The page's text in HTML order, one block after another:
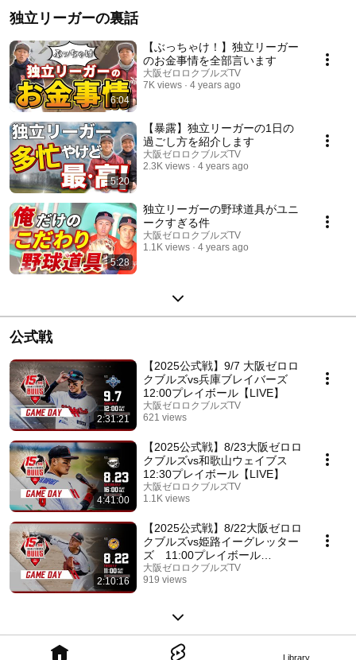
Library
独立リーガーの裏話
6:04
【ぶっちゃけ！】独立リーガー
のお金事情を全部言います
大阪ゼロロクブルズTV
7K views
4 years ago
5:20
【暴露】独立リーガーの1日の
過ごし方を紹介します
大阪ゼロロクブルズTV
2.3K views
4 years ago
5:28
独立リーガーの野球道具がユニ
ークすぎる件
大阪ゼロロクブルズTV
1.1K views
4 years ago
公式戦
2:31:21
【2025公式戦】9/7 大阪ゼロロ
クブルズvs兵庫ブレイバーズ
12:00プレイボール【LIVE】
大阪ゼロロクブルズTV
621 views
4:41:00
【2025公式戦】8/23大阪ゼロロ
クブルズvs和歌山ウェイブス
12:30プレイボール【LIVE】
大阪ゼロロクブルズTV
1.1K views
2:10:16
【2025公式戦】8/22大阪ゼロロ
クブルズvs姫路イーグレッター
ズ 11:00プレイボール
【LIVE】
大阪ゼロロクブルズTV
919 views